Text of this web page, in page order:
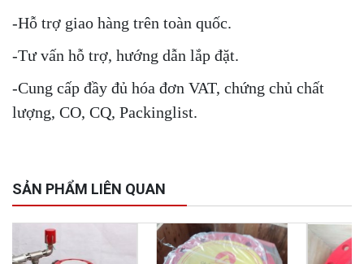
-Hỗ trợ giao hàng trên toàn quốc.
-Tư vấn hỗ trợ, hướng dẫn lắp đặt.
-Cung cấp đầy đủ hóa đơn VAT, chứng chủ chất
lượng, CO, CQ, Packinglist.
SẢN PHẨM LIÊN QUAN